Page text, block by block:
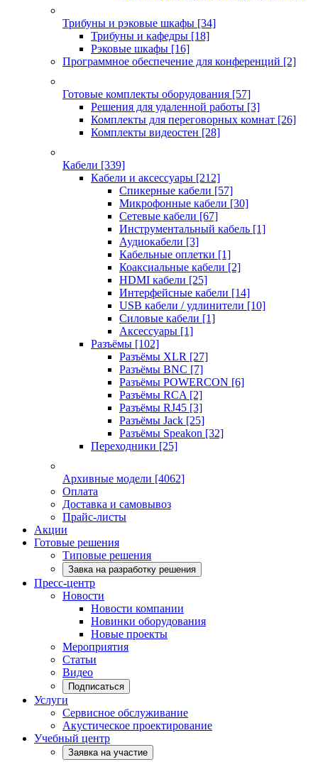
Трибуны и рэковые шкафы [34]
Трибуны и кафедры [18]
Рэковые шкафы [16]
Программное обеспечение для конференций [2]
Готовые комплекты оборудования [57]
Решения для удаленной работы [3]
Комплекты для переговорных комнат [26]
Комплекты видеостен [28]
Кабели [339]
Кабели и аксессуары [212]
Спикерные кабели [57]
Микрофонные кабели [30]
Сетевые кабели [67]
Инструментальный кабель [1]
Аудиокабели [3]
Кабельные оплетки [1]
Коаксиальные кабели [2]
HDMI кабели [25]
Интерфейсные кабели [14]
USB кабели / удлинители [10]
Силовые кабели [1]
Аксессуары [1]
Разъёмы [102]
Разъёмы XLR [27]
Разъёмы BNC [7]
Разъёмы POWERCON [6]
Разъёмы RCA [2]
Разъёмы RJ45 [3]
Разъёмы Jack [25]
Разъёмы Speakon [32]
Переходники [25]
Архивные модели [4062]
Оплата
Доставка и самовывоз
Прайс-листы
Акции
Готовые решения
Типовые решения
Завка на разработку решения
Пресс-центр
Новости
Новости компании
Новинки оборудования
Новые проекты
Мероприятия
Статьи
Видео
Подписаться
Услуги
Сервисное обслуживание
Акустическое проектирование
Учебный центр
Заявка на участие